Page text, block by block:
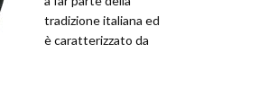
tradizione italiana ed
è caratterizzato da